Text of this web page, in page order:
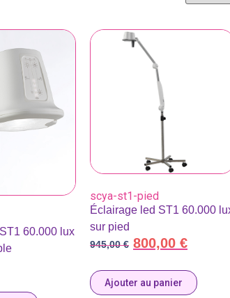
60.000 lux
scya-st1-pied
Éclairage led ST1 60.000
sur pied
945,00€ 800,00 €
Ajouter au panier